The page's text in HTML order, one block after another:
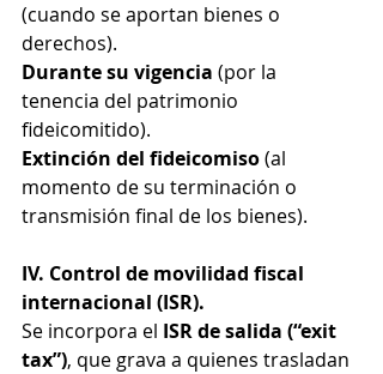
(cuando se aportan bienes o
derechos).
Durante su vigencia (por la
tenencia del patrimonio
fideicomitido).
Extinción del fideicomiso (al
momento de su terminación o
transmisión final de los bienes).
IV. Control de movilidad fiscal
internacional (ISR).
Se incorpora el ISR de salida (“exit
tax”), que grava a quienes trasladan